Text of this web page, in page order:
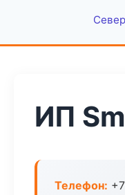
ИП
Телефон: